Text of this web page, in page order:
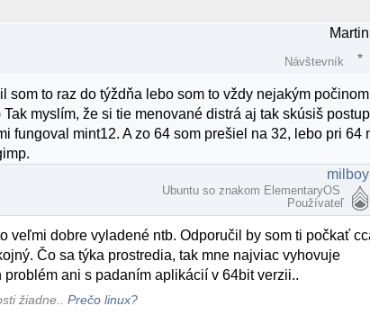
Martin
Návštevník
to raz do týždňa lebo som to vždy nejakým
myslím, že si tie menované distrá aj tak skúsiš
fungoval mint12. A zo 64 som prešiel na 32, lebo pri 64
milboy
Ubuntu so znakom ElementaryOS
Používateľ
veľmi dobre vyladené ntb. Odporučil by som ti počkať
Čo sa týka prostredia, tak mne najviac vyhovuje
ani s padaním aplikácií v 64bit verzii..
žiadne..Prečo linux?